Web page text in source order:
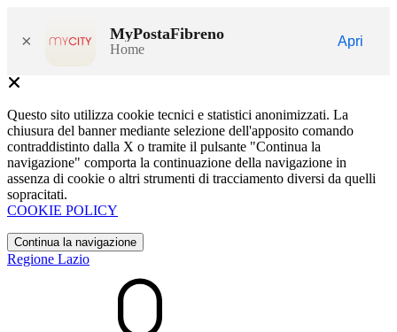
× MyPostaFibreno
Home
Apri
Questo sito utilizza cookie tecnici e statistici anonimizzati. La
chiusura del banner mediante selezione dell'apposito comando
contraddistinto dalla X o tramite il pulsante "Continua la
navigazione" comporta la continuazione della navigazione in
assenza di cookie o altri strumenti di tracciamento diversi da quelli
sopracitati.
COOKIE POLICY
Continua la navigazione
Regione Lazio